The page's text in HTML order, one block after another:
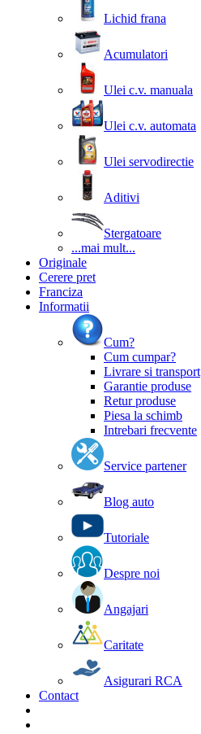
Lichid frana
Acumulatori
Ulei c.v. manuala
Ulei c.v. automata
Ulei servodirectie
Aditivi
Stergatoare
...mai mult...
Originale
Cerere pret
Franciza
Informatii
Cum?
Cum cumpar?
Livrare si transport
Garantie produse
Retur produse
Piesa la schimb
Intrebari frecvente
Service partener
Blog auto
Tutoriale
Despre noi
Angajari
Caritate
Asigurari RCA
Contact